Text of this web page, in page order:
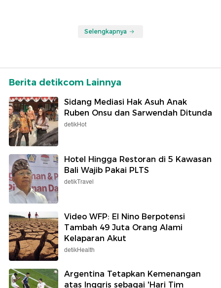
Selengkapnya
Berita detikcom Lainnya
Sidang Mediasi Hak Asuh Anak
Ruben Onsu dan Sarwendah Ditunda
detikHot
Hotel Hingga Restoran di 5 Kawasan
Bali Wajib Pakai PLTS
detikTravel
Video WFP: El Nino Berpotensi
Tambah 49 Juta Orang Alami
Kelaparan Akut
detikHealth
Argentina Tetapkan Kemenangan
atas Inggris sebagai 'Hari Tim